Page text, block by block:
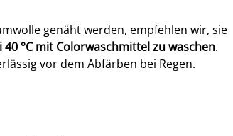
genäht werden, empfehlen wir, sie
°C mit Colorwaschmittel zu waschen.
vor dem Abfärben bei Regen.